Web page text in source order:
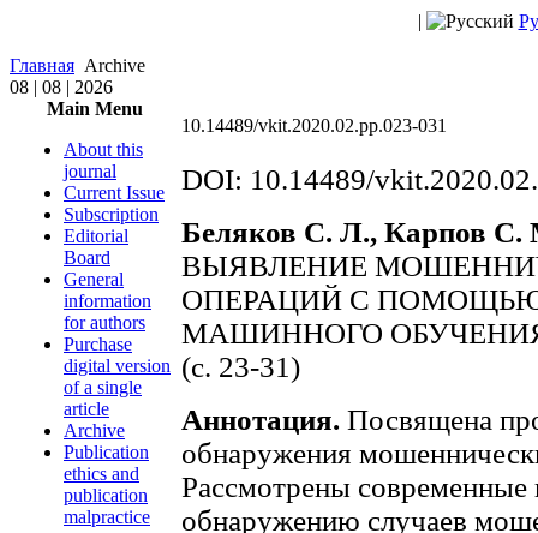
|
Главная Archive
08 | 08 | 2026
Main Menu
About this
journal
Current Issue
Subscription
Editorial
Board
General
information
for authors
Purchase
digital version
of a single
article
Archive
Publication
ethics and
publication
malpractice
10.14489/vkit.2020.02.pp.023-031
DOI: 10.14489/
Беляков С. Л., Карпов С.
ВЫЯВЛЕНИЕ
ОПЕРАЦИЙ С
МАШИННОГО
(c. 23-31)
Аннотация. Посвящена
обнаружения
Рассмотрены
обнаружению случаев